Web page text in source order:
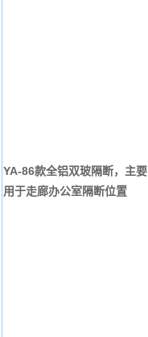
YA-86款全铝双玻隔断，主要
用于走廊办公室隔断位置